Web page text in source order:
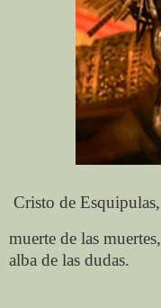
Cristo de Esquipulas,
muerte de las muertes,
alba de las dudas.